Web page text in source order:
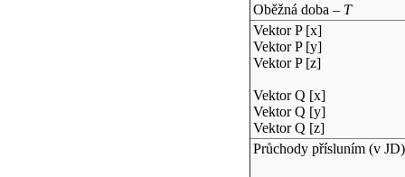
Oběžná doba – T
Vektor P [x]
Vektor P [y]
Vektor P [z]
Vektor Q [x]
Vektor Q [y]
Vektor Q [z]
Průchody přísluním (v JD)